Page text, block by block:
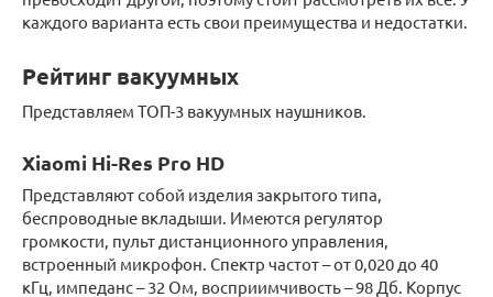
каждого варианта есть свои преимущества и недостатки.
Рейтинг вакуумных
Представляем ТОП-3 вакуумных наушников.
Xiaomi Hi-Res Pro HD
Представляют собой изделия закрытого типа,
беспроводные вкладыши. Имеются регулятор
громкости, пульт дистанционного управления,
встроенный микрофон. Спектр частот – от 0,020 до 40
кГц, импеданс – 32 Ом, восприимчивость – 98 Дб. Корпус